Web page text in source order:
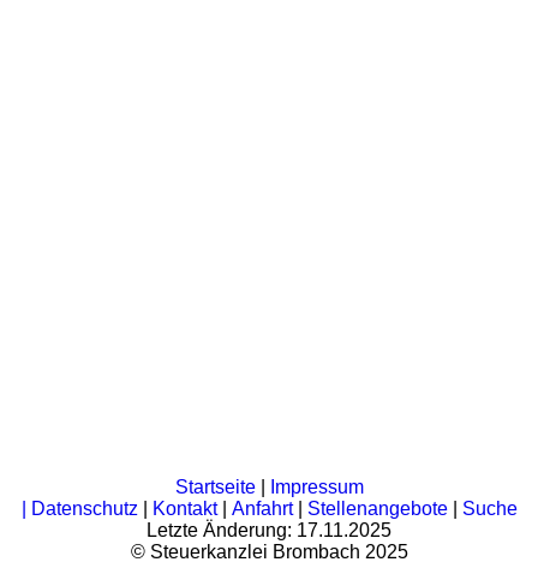
Startseite|
Impressum
Datenschutz Kontakt| Anfahrt| Stellenangebote| Suche
Letzte Änderung: 17.11.2025
© Steuerkanzlei Brombach 2025